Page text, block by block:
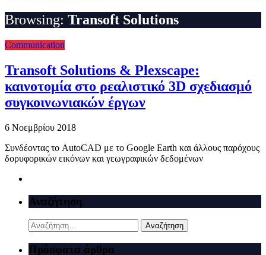
Browsing: Transoft Solutions
Communication
Transoft Solutions & Plexscape:
καινοτομία στο ρεαλιστικό 3D σχεδιασμό
συγκοινωνιακών έργων
6 Νοεμβρίου 2018
Συνδέοντας το AutoCAD με το Google Earth και άλλους παρόχους
δορυφορικών εικόνων και γεωγραφικών δεδομένων
Αναζήτηση
Αναζήτηση
για:
Πρόσφατα άρθρα